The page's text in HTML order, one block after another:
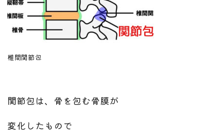
椎間関節包
関節包は、骨を包む骨膜が
変化したもので